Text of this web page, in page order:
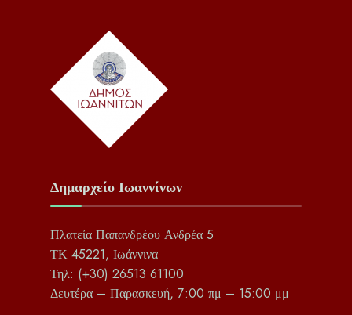
Δημαρχείο Ιωαννίνων
Πλατεία Παπανδρέου Ανδρέα 5
ΤΚ 45221, Ιωάννινα
Τηλ: (+30) 26513 61100
Δευτέρα – Παρασκευή, 7:00 πμ – 15:00 μμ